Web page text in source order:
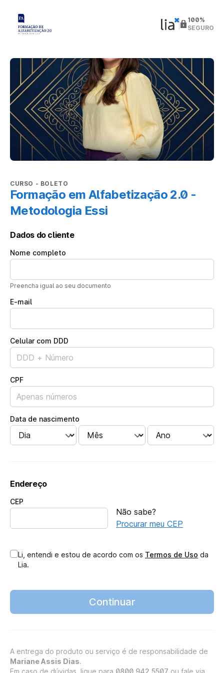
100%
SEGURO
CURSO - BOLETO
Formação em Alfabetização 2.0 -
Metodologia Essi
Dados do cliente
Nome completo
Preencha igual ao seu documento
E-mail
Celular com DDD
CPF
Data de nascimento
Endereço
CEP
Não sabe?
Procurar meu CEP
Li, entendi e estou de acordo com os Termos de Uso da
Lia.
Continuar
A entrega do produto ou serviço é de responsabilidade de
Mariane Assis Dias.
Em caso de dúvidas, ligue para 0800 942 5507 ou fale via